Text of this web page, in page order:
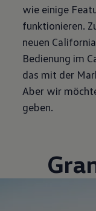
wie einige
funktionieren.
neuen California
Bedienung im
das mit der
Aber wir
geben.